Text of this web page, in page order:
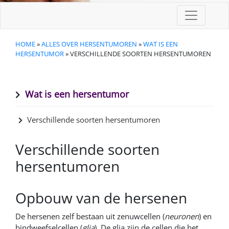
HOME»ALLES OVER HERSENTUMOREN »WAT IS EEN
HERSENTUMOR» VERSCHILLENDE SOORTEN HERSENTUMOREN
Wat is een hersentumor
Verschillende soorten hersentumoren
Verschillende soorten
hersentumoren
Opbouw van de hersenen
De hersenen zelf bestaan uit zenuwcellen (neuronen) en